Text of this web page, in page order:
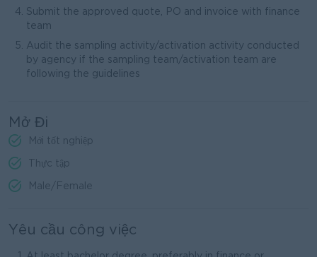
Submit the approved quote, PO and invoice with finance
team
Audit the sampling activity/activation activity conducted
by agency if the sampling team/activation team are
following the guidelines
Mở Đi
Mới tốt nghiệp
Thực tập
Male/Female
Yêu cầu công việc